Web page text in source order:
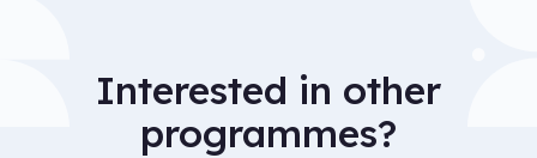
Interested in other
programmes?